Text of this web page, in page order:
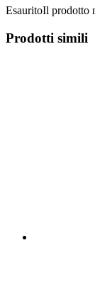
EsauritoIl prodotto
Prodotti simili